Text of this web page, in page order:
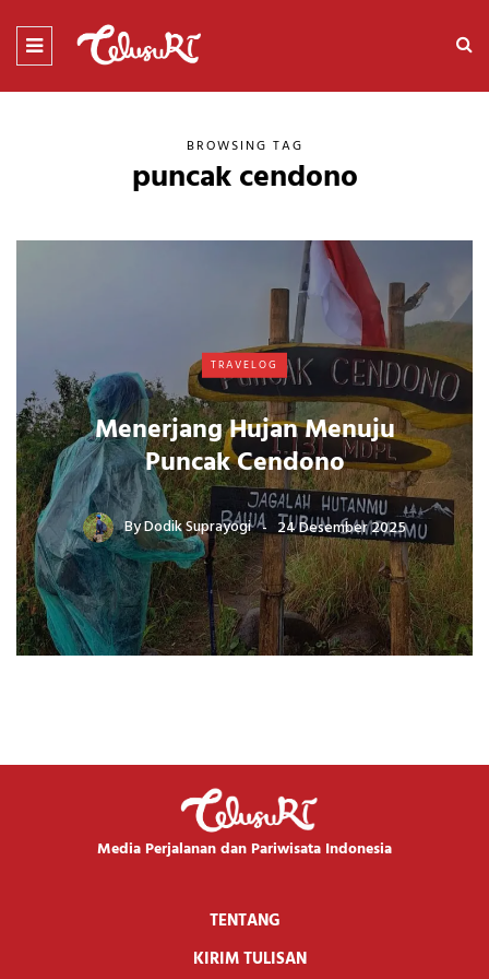
BROWSING TAG
puncak cendono
TRAVELOG
Menerjang Hujan Menuju
Puncak Cendono
ByDodik Suprayogi 24 Desember 2025
Media Perjalanan dan Pariwisata Indonesia
TENTANG
KIRIM TULISAN